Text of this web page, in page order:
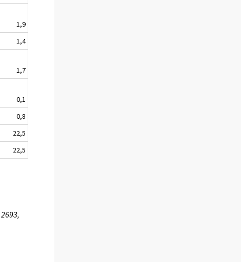
1,9
1,4
1,7
0,1
0,8
22,5
22,5